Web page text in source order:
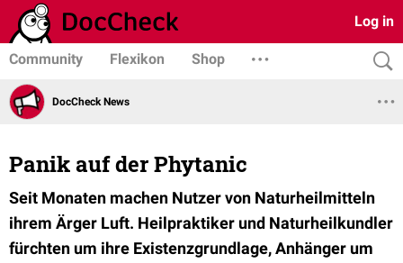
Log in
Community Flexikon Shop
DocCheck News
Panik auf der Phytanic
Seit Monaten machen Nutzer von Naturheilmitteln
ihrem Ärger Luft. Heilpraktiker und Naturheilkundler
fürchten um ihre Existenzgrundlage, Anhänger um